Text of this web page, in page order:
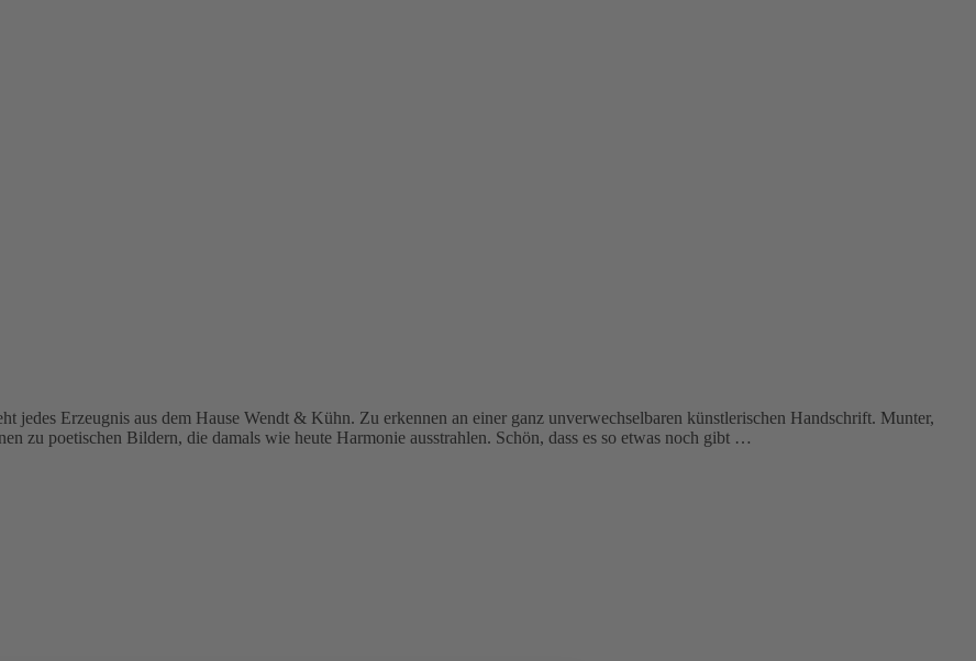
jedes Erzeugnis aus dem Hause Wendt & Kühn. Zu erkennen an einer ganz unverwechselbaren künstlerischen Handschrift. Munter,
zu poetischen Bildern, die damals wie heute Harmonie ausstrahlen. Schön, dass es so etwas noch gibt …